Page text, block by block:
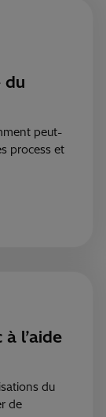
du
peut-
process et
l’aide
du
de